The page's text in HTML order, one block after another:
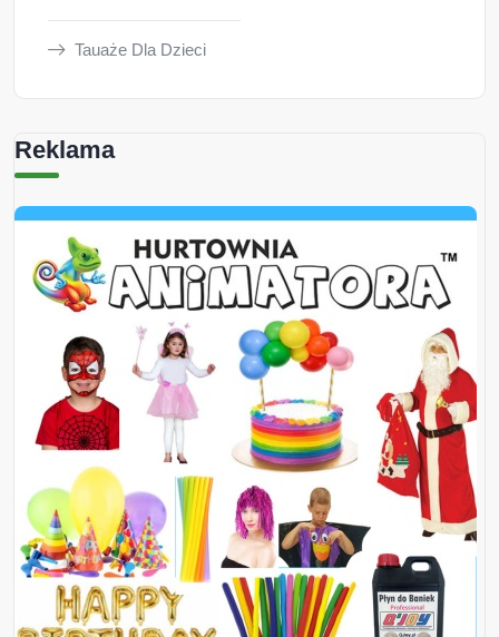
Tauaże Dla Dzieci
Reklama